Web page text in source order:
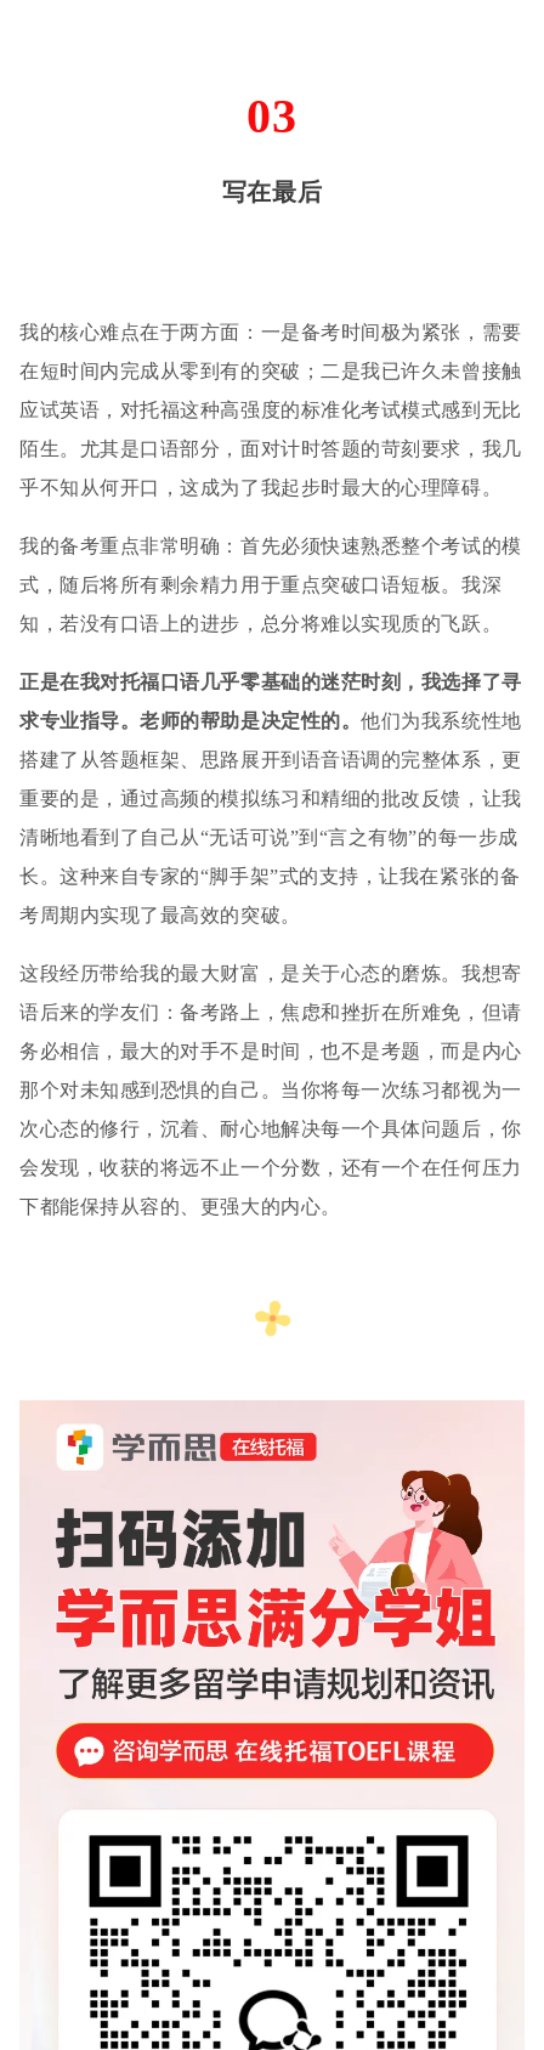
03
写在最后
我的核心难点在于两方面：一是备考时间极为紧张，需要
在短时间内完成从零到有的突破；二是我已许久未曾接触
应试英语，对托福这种高强度的标准化考试模式感到无比
陌生。尤其是口语部分，面对计时答题的苛刻要求，我几
乎不知从何开口，这成为了我起步时最大的心理障碍。
我的备考重点非常明确：首先必须快速熟悉整个考试的模
式，随后将所有剩余精力用于重点突破口语短板。我深
知，若没有口语上的进步，总分将难以实现质的飞跃。
正是在我对托福口语几乎零基础的迷茫时刻，我选择了寻
求专业指导。老师的帮助是决定性的。他们为我系统性地
搭建了从答题框架、思路展开到语音语调的完整体系，更
重要的是，通过高频的模拟练习和精细的批改反馈，让我
清晰地看到了自己从“无话可说”到“言之有物”的每一步成
长。这种来自专家的“脚手架”式的支持，让我在紧张的备
考周期内实现了最高效的突破。
这段经历带给我的最大财富，是关于心态的磨炼。我想寄
语后来的学友们：备考路上，焦虑和挫折在所难免，但请
务必相信，最大的对手不是时间，也不是考题，而是内心
那个对未知感到恐惧的自己。当你将每一次练习都视为一
次心态的修行，沉着、耐心地解决每一个具体问题后，你
会发现，收获的将远不止一个分数，还有一个在任何压力
下都能保持从容的、更强大的内心。